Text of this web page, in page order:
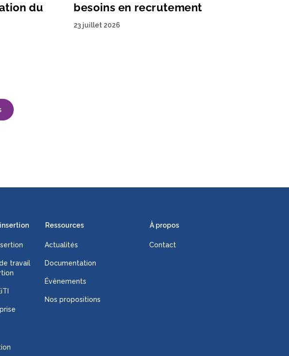
du
besoins en recrutement
23 juillet 2026
travail
Ressources
Actualités
Documentation
Évènements
Nos propositions
À propos
Contact